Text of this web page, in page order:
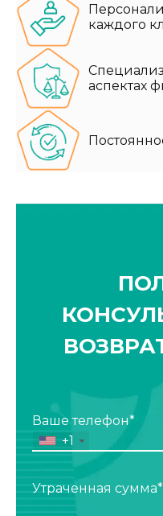
каждого
аспектах
Ваше телефон*
+1
Утраченная сумма*